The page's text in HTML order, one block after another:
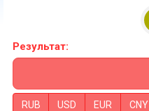
Результат:
RUB USD EUR CNY